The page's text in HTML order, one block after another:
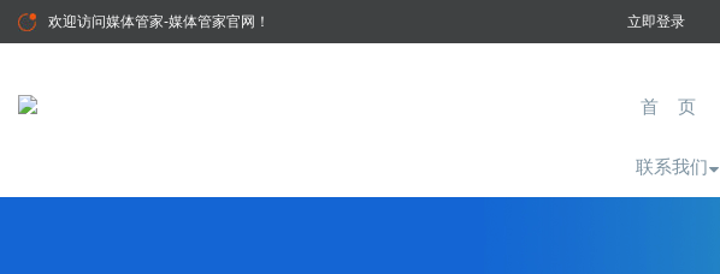
欢迎访问媒体管家-媒体管家官网 ！ 立即登录
首 页
联系我们